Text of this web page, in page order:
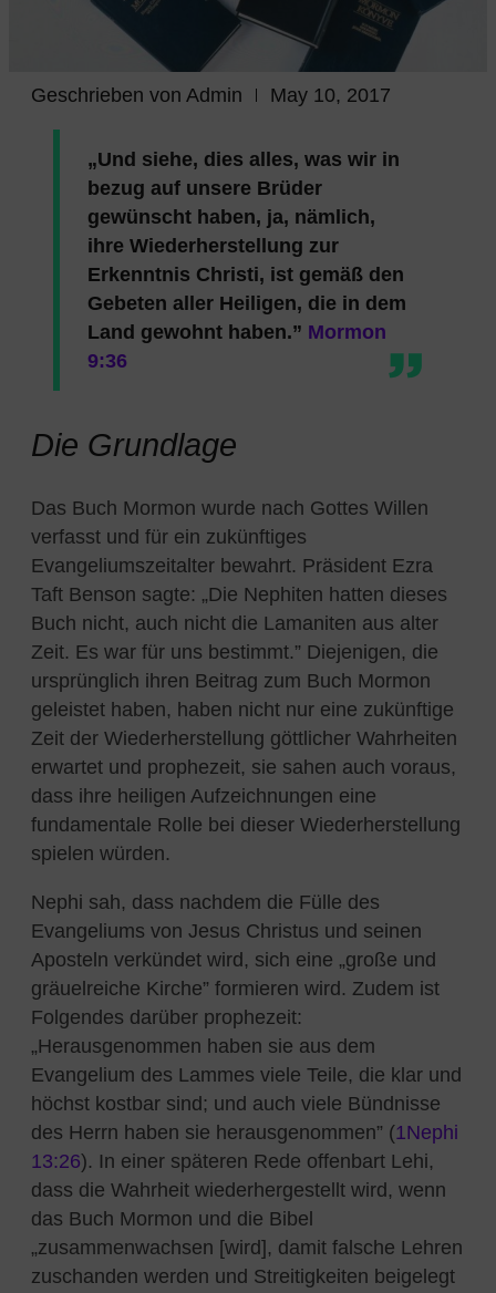
Geschrieben von Admin May 10, 2017
„Und siehe, dies alles, was wir in
bezug auf unsere Brüder
gewünscht haben, ja, nämlich,
ihre Wiederherstellung zur
Erkenntnis Christi, ist gemäß den
Gebeten aller Heiligen, die in dem
Land gewohnt haben.” Mormon
9:36
Die Grundlage
Das Buch Mormon wurde nach Gottes Willen
verfasst und für ein zukünftiges
Evangeliumszeitalter bewahrt. Präsident Ezra
Taft Benson sagte: „Die Nephiten hatten dieses
Buch nicht, auch nicht die Lamaniten aus alter
Zeit. Es war für uns bestimmt.” Diejenigen, die
ursprünglich ihren Beitrag zum Buch Mormon
geleistet haben, haben nicht nur eine zukünftige
Zeit der Wiederherstellung göttlicher Wahrheiten
erwartet und prophezeit, sie sahen auch voraus,
dass ihre heiligen Aufzeichnungen eine
fundamentale Rolle bei dieser Wiederherstellung
spielen würden.
Nephi sah, dass nachdem die Fülle des
Evangeliums von Jesus Christus und seinen
Aposteln verkündet wird, sich eine „große und
gräuelreiche Kirche” formieren wird. Zudem ist
Folgendes darüber prophezeit:
„Herausgenommen haben sie aus dem
Evangelium des Lammes viele Teile, die klar und
höchst kostbar sind; und auch viele Bündnisse
des Herrn haben sie herausgenommen” (1Nephi
13:26). In einer späteren Rede offenbart Lehi,
dass die Wahrheit wiederhergestellt wird, wenn
das Buch Mormon und die Bibel
„zusammenwachsen [wird], damit falsche Lehren
zuschanden werden und Streitigkeiten beigelegt